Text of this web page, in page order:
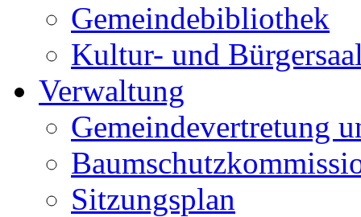
Gemeindebibliothek
Kultur- und
Verwaltung
Gemeindevertretung
Sitzungsplan